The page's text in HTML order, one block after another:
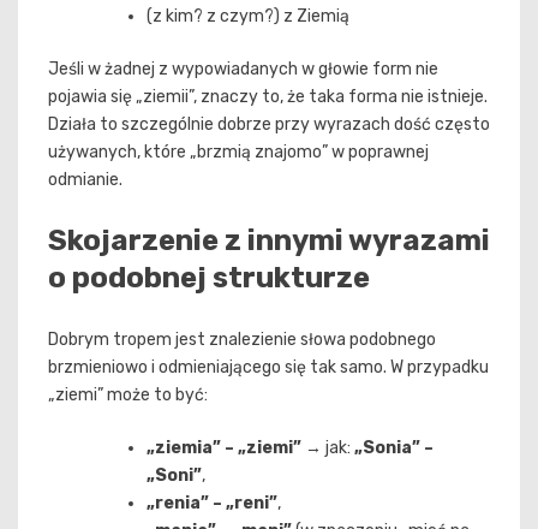
(z kim? z czym?) z Ziemią
Jeśli w żadnej z wypowiadanych w głowie form nie
pojawia się „ziemii”, znaczy to, że taka forma nie istnieje.
Działa to szczególnie dobrze przy wyrazach dość często
używanych, które „brzmią znajomo” w poprawnej
odmianie.
Skojarzenie z innymi wyrazami
o podobnej strukturze
Dobrym tropem jest znalezienie słowa podobnego
brzmieniowo i odmieniającego się tak samo. W przypadku
„ziemi” może to być:
„ziemia” – „ziemi” → jak: „Sonia” –
„Soni”,
„renia” – „reni”,